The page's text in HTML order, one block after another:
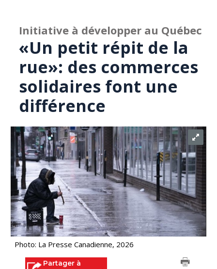
Initiative à développer au Québec
«Un petit répit de la
rue»: des commerces
solidaires font une
différence
Photo: La Presse Canadienne, 2026
Partager à